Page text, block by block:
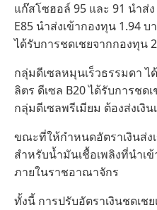
แก๊สโซฮอล์ 95 และ 91 นำส่
E85 นำส่งเข้ากองทุน 1.94
ได้รับการชดเชยจากกองทุน
กลุ่มดีเซลหมุนเร็วธรรมดา ไ
ลิตร ดีเซล B20 ได้รับการช
กลุ่มดีเซลพรีเมียม ต้องส่งเงิ
ขณะที่ให้กำหนดอัตราเงินส่ง
สำหรับน้ำมันเชื้อเพลิงที่นำเ
ภายในราชอาณาจักร
ทั้งนี้ การปรับอัตราเงินชดเช